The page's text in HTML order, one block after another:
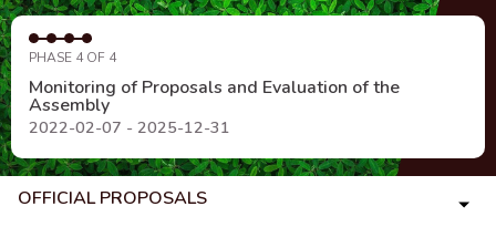
PHASE 4 OF 4
Monitoring of Proposals and Evaluation of the
Assembly
2022-02-07 - 2025-12-31
OFFICIAL PROPOSALS